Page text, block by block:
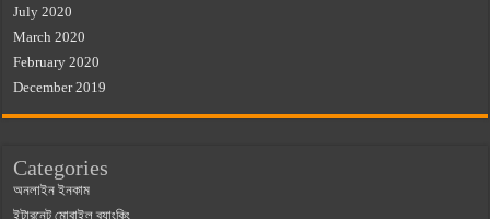
July 2020
March 2020
February 2020
December 2019
Categories
অনলাইন ইনকাম
ইন্টারনেট মোবাইল ব্যাংকিং